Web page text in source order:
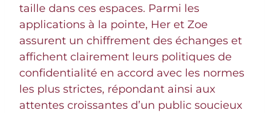
taille dans ces espaces. Parmi les
applications à la pointe, Her et Zoe
assurent un chiffrement des échanges et
affichent clairement leurs politiques de
confidentialité en accord avec les normes
les plus strictes, répondant ainsi aux
attentes croissantes d’un public soucieux